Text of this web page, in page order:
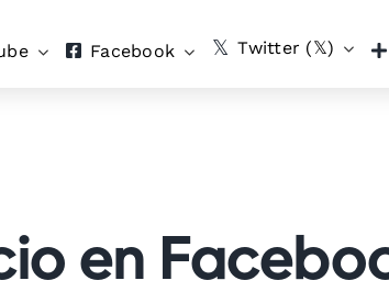
Facebook Twitter (𝕏)
en